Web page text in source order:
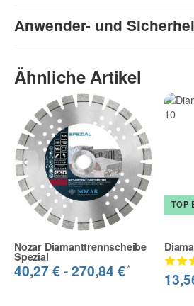
Anwender- und
Ähnliche Artikel
Nozar Diamanttrennscheibe
Spezial
40,27 € -270,84 €*
TOP